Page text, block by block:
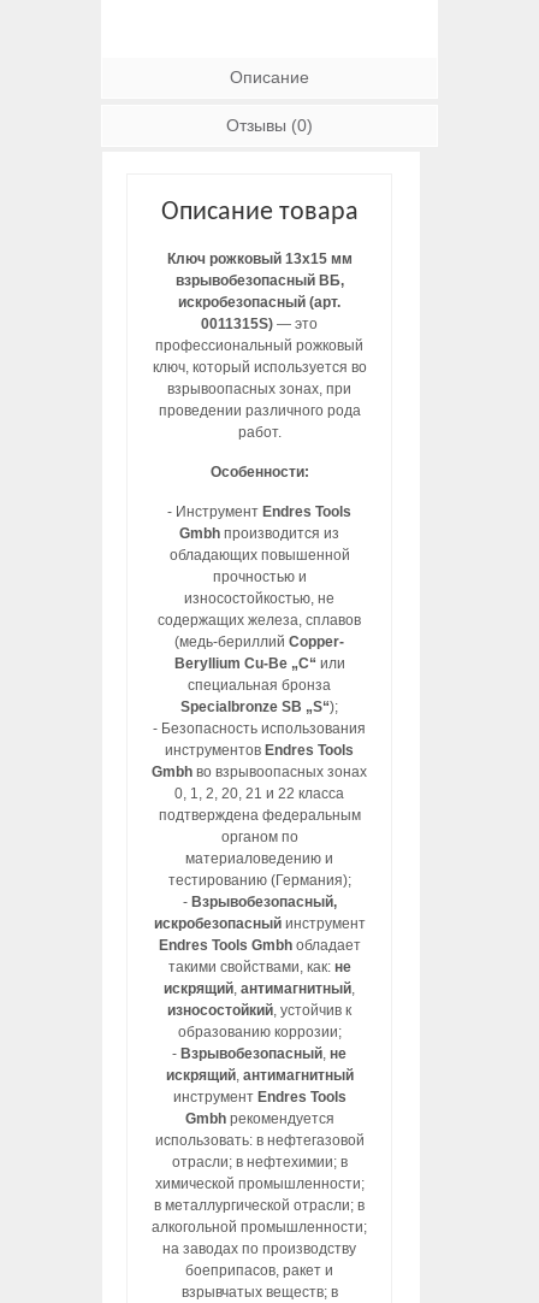
Описание
Отзывы (0)
Описание товара
Ключ рожковый 13х15 мм
взрывобезопасный ВБ,
искробезопасный (арт.
0011315S) — это
профессиональный рожковый
ключ, который используется во
взрывоопасных зонах, при
проведении различного рода
работ.
Особенности:
- Инструмент Endres Tools
Gmbh производится из
обладающих повышенной
прочностью и
износостойкостью, не
содержащих железа, сплавов
(медь-бериллийCopper-
Beryllium Cu-Be „C“ или
специальная бронза
Specialbronze SB „S“);
- Безопасность использования
инструментов Endres Tools
Gmbh во взрывоопасных зонах
0, 1, 2, 20, 21 и 22 класса
подтверждена федеральным
органом по
материаловедению и
тестированию (Германия);
- Взрывобезопасный,
искробезопасныйинструмент
Endres Tools Gmbhобладает
такими свойствами, как: не
искрящий,антимагнитный,
износостойкий, устойчив к
образованию коррозии;
- Взрывобезопасный,не
искрящий, антимагнитный
инструмент Endres Tools
Gmbhрекомендуется
использовать: в нефтегазовой
отрасли; в нефтехимии; в
химической промышленности;
в металлургической отрасли; в
алкогольной промышленности;
на заводах по производству
боеприпасов, ракет и
взрывчатых веществ; в